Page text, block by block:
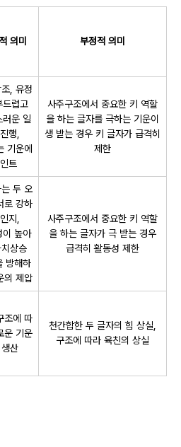
의미 부정적 의미
, 유정
드럽고
러운 일
행,
기운에
트
사주구조에서 중요한 키 역할
을 하는 글자를 극하는 기운이
생 받는 경우 키 글자가 급격히
제한
두 오
로 강하
지,
이 높아
상승
방해하
의 제압
사주구조에서 중요한 키 역할
을 하는 글자가 극 받는 경우
급격히 활동성 제한
조에 따
운 기운
산
천간합한 두 글자의 힘 상실,
구조에 따라 육친의 상실